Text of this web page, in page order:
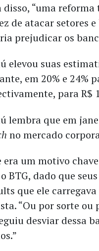
disso, “uma
de atacar setores
prejudicar os
elevou suas
em 20% e 24%
para R$
lembra que em
no mercado
era um motivo
BTG, dado que
que ele
“Ou por sorte ou
desviar dessa